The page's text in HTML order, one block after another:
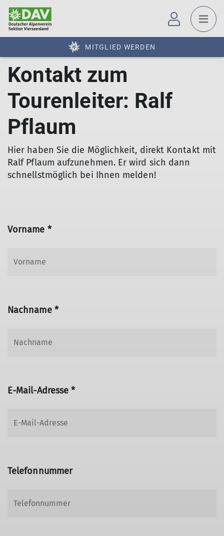
MITGLIED WERDEN
Kontakt zum
Tourenleiter: Ralf
Pflaum
Hier haben Sie die Möglichkeit, direkt Kontakt mit
Ralf Pflaum aufzunehmen. Er wird sich dann
schnellstmöglich bei Ihnen melden!
Vorname *
Nachname *
E-Mail-Adresse *
Telefonnummer